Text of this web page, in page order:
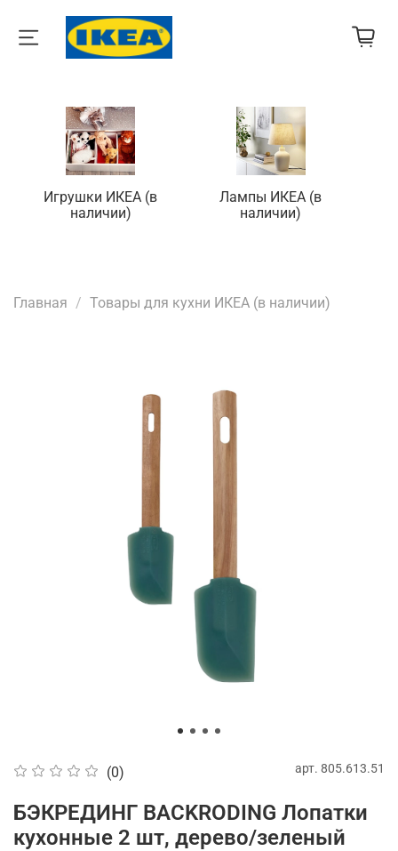
Игрушки ИКЕА (в
наличии)
Лампы ИКЕА (в
наличии)
Главная Товары для кухни ИКЕА (в наличии)
(0) арт. 805.613.51
БЭКРЕДИНГ BАCKRОDING Лопатки
кухонные 2 шт, дерево/зеленый